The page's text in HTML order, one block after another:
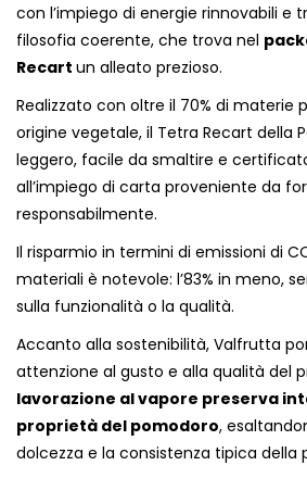
con l’impiego di energie rinnovabili e
filosofia coerente, che trova nel
Recart un alleato prezioso.
Realizzato con oltre il 70% di materie
origine vegetale, il Tetra Recart della
leggero, facile da smaltire e
all’impiego di carta proveniente da
responsabilmente.
Il risparmio in termini di emissioni di
materiali è notevole: l’83% in meno,
sulla funzionalità o la qualità.
Accanto alla sostenibilità, Valfrutta
attenzione al gusto e alla qualità del
lavorazione al vapore preserva
proprietà del pomodoro,
dolcezza e la consistenza tipica della